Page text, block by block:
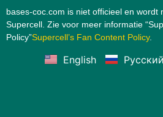
bases-coc.com is niet officieel en wordt
Supercell. Zie voor meer informatie
Policy”Supercell’s Fan Content Policy.
English Русский